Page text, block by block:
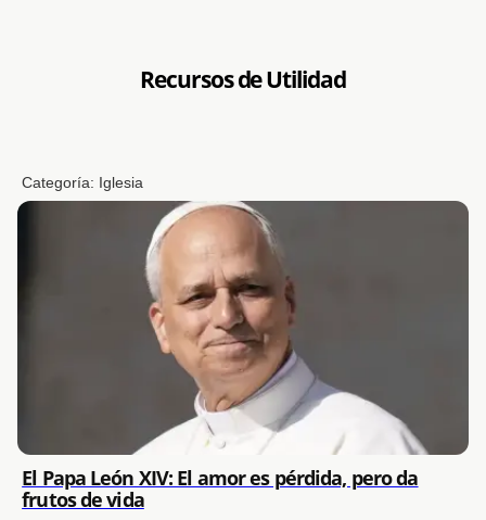
Recursos de Utilidad
Categoría: Iglesia
El Papa León XIV: El amor es pérdida, pero da
frutos de vida